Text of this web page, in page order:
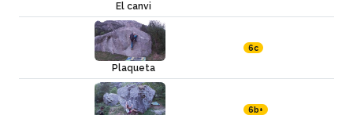
El canvi
Plaqueta
6c
6b+